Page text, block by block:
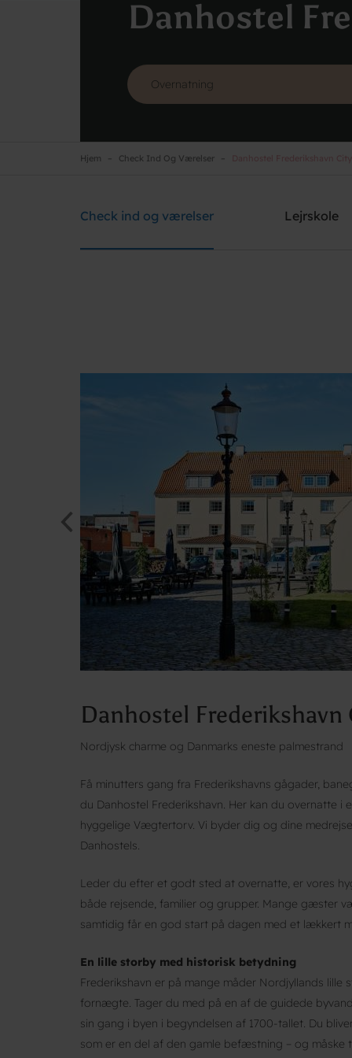
Danhostel
Danhostel Frederikshavn City
Hjem Check Ind Og Værelser
Check ind og værelser Lejrskole
Danhostel Frederikshavn
Nordjysk charme og Danmarks eneste palmestrand
Få minutters gang fra Frederikshavns gågader,
du Danhostel Frederikshavn. Her kan du overnatte i
hyggelige Vægtertorv. Vi byder dig og dine
Danhostels.
Leder du efter et godt sted at overnatte, er vores
både rejsende, familier og grupper. Mange gæster
samtidig får en god start på dagen med et lækkert
En lille storby med historisk betydning
Frederikshavn er på mange måder Nordjyllands lille
fornægte. Tager du med på en af de guidede
sin gang i byen i begyndelsen af 1700-tallet. Du
som er en del af den gamle befæstning – og måske